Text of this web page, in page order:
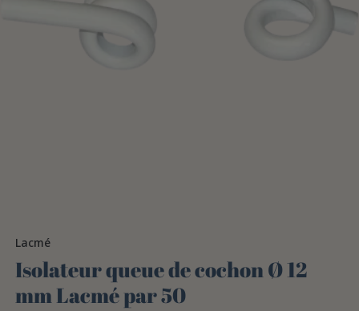
Lacmé
Isolateur queue de cochon Ø 12
mm Lacmé par 50